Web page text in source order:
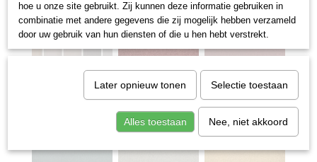
hoe u onze site gebruikt. Zij kunnen deze informatie gebruiken in
combinatie met andere gegevens die zij mogelijk hebben verzameld
door uw gebruik van hun diensten of die u hen hebt verstrekt.
Later opnieuw tonen Selectie toestaan
Alles toestaan Nee, niet akkoord